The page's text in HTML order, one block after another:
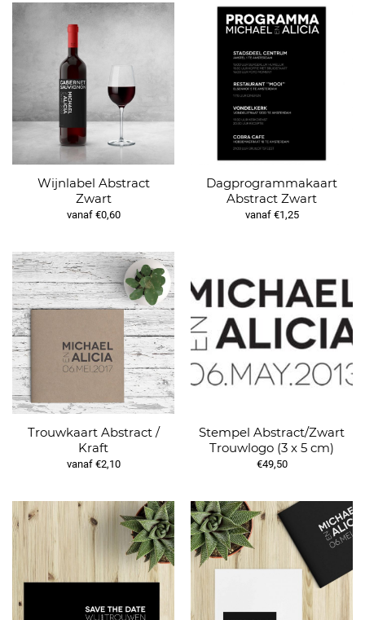
Wijnlabel Abstract
Zwart
vanaf €0,60
Dagprogrammakaart
Abstract Zwart
vanaf €1,25
Trouwkaart Abstract /
Kraft
vanaf €2,10
Stempel Abstract/Zwart
Trouwlogo (3 x 5 cm)
€49,50